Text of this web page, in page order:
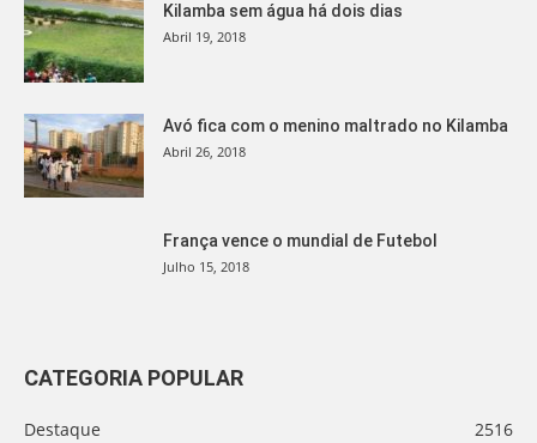
Kilamba sem água há dois dias
Abril 19, 2018
Avó fica com o menino maltrado no Kilamba
Abril 26, 2018
França vence o mundial de Futebol
Julho 15, 2018
CATEGORIA POPULAR
Destaque
2516